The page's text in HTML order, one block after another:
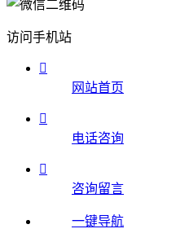
访问手机站

网站首页

电话咨询

咨询留言
一键导航